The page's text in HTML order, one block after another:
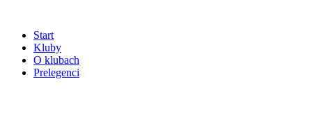
treści
Start
Kluby
O klubach
Prelegenci